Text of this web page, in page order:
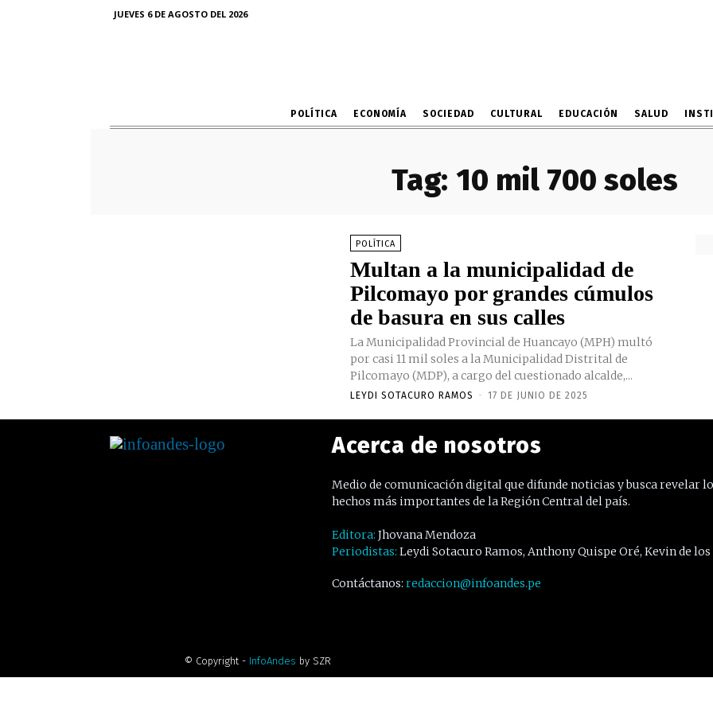
JUEVES 6 DE AGOSTO DEL 2026
POLÍTICA ECONOMÍA SOCIEDAD CULTURAL EDUCACIÓN SALUD
Tag: 10 mil 700 soles
POLÍTICA
Multan a la municipalidad de
Pilcomayo por grandes cúmulos
de basura en sus calles
La Municipalidad Provincial de Huancayo (MPH) multó
por casi 11 mil soles a la Municipalidad Distrital de
Pilcomayo (MDP), a cargo del cuestionado alcalde,...
LEYDI SOTACURO RAMOS - 17 DE JUNIO DE 2025
Acerca de nosotros
Medio de comunicación digital que difunde noticias y busca revelar
hechos más importantes de la Región Central del país.
Editora: Jhovana Mendoza
Periodistas: Leydi Sotacuro Ramos, Anthony Quispe Oré, Kevin de los
Contáctanos: redaccion@infoandes.pe
© Copyright - InfoAndes by SZR